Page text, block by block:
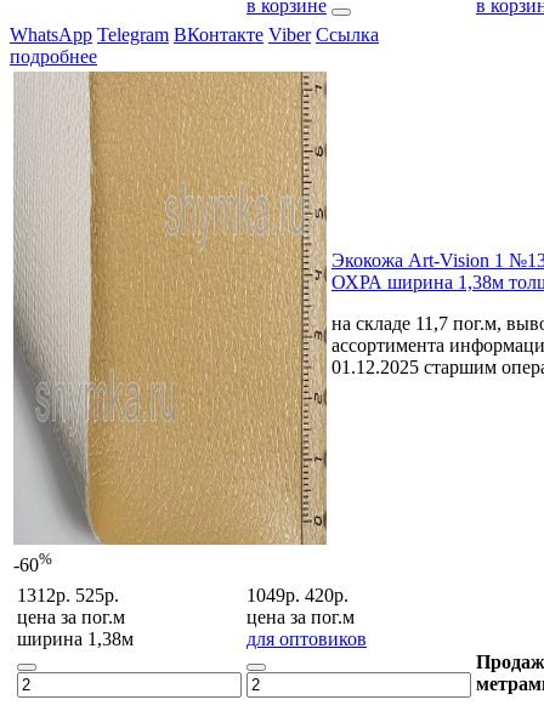
в корзине
в
WhatsApp Telegram ВКонтакте Viber Ссылка
подробнее
-60%
Экокожа Art-Vision 1
ОХРА ширина 1,38м
на складе 11,7 пог.м,
ассортимента
01.12.2025 старшим
1312р. 525р.
цена за пог.м
ширина 1,38м
1049р. 420р.
цена за пог.м
для оптовиков